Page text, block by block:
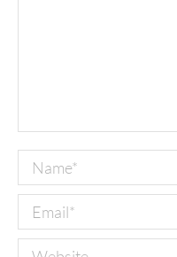
Name *
Email *
Website